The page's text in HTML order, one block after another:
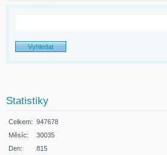
Statistiky
Celkem: 947678
Měsíc:
30035
Den:
815